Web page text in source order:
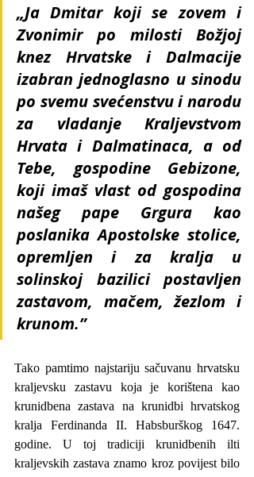
„Ja Dmitar koji se zovem i
Zvonimir po milosti Božjoj
knez Hrvatske i Dalmacije
izabran jednoglasno u sinodu
po svemu svećenstvu i narodu
za vladanje Kraljevstvom
Hrvata i Dalmatinaca, a od
Tebe, gospodine Gebizone,
koji imaš vlast od gospodina
našeg pape Grgura kao
poslanika Apostolske stolice,
opremljen i za kralja u
solinskoj bazilici postavljen
zastavom, mačem, žezlom i
krunom.”
Tako pamtimo najstariju sačuvanu hrvatsku
kraljevsku zastavu koja je korištena kao
krunidbena zastava na krunidbi hrvatskog
kralja Ferdinanda II. Habsburškog 1647.
godine. U toj tradiciji krunidbenih ilti
kraljevskih zastava znamo kroz povijest bilo